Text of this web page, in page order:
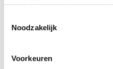
Noodzakelijk
Voorkeuren
Je bespaart: